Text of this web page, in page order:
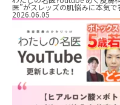
医”がスレッズの肌悩みに本気
2026.06.05